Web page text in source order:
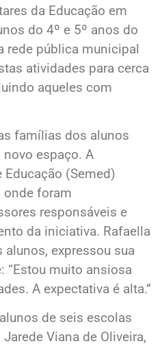
da Educação em
do 4º e 5º anos do
rede pública municipal
atividades para cerca
aqueles com
famílias dos alunos
espaço. A
(Semed)
onde foram
responsáveis e
da iniciativa. Rafaella
alunos, expressou sua
“Estou muito ansiosa
A expectativa é alta.”
de seis escolas
Viana de Oliveira,